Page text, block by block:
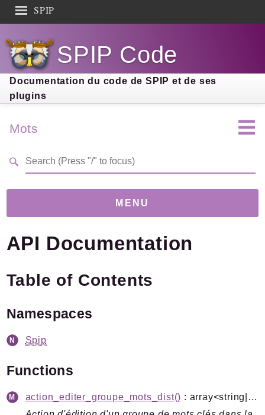
SPIP
Documentation
Contribution
Entraide
Découverte
SPIP Code
Documentation du code de SPIP et de ses
plugins
Mots
MENU
Version 5.0.0-dev(22ffa3e)
Plugins.spip.net
Namespaces
Spip / Plugin
Packages
API Documentation
Table of Contents
Namespaces
Spip
Functions
action_editer_groupe_mots_dist()
: array<string|int, mixed>
Search results